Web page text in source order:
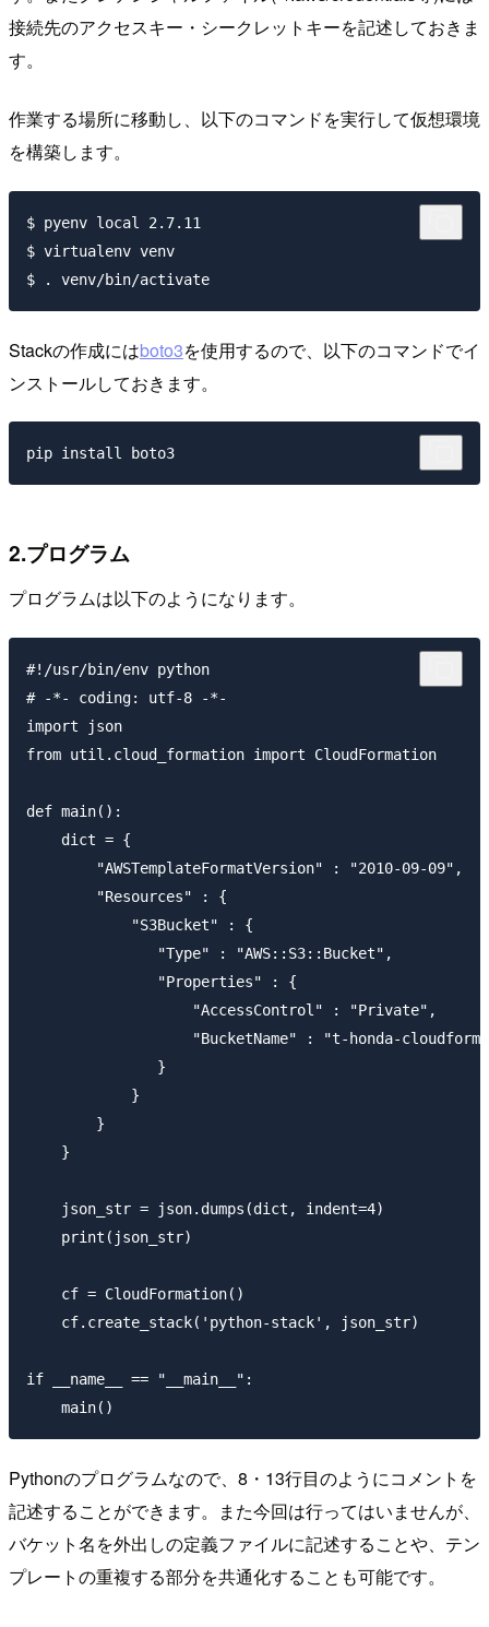
接続先のアクセスキー・シークレットキーを記述しておきま
す。
作業する場所に移動し、以下のコマンドを実行して仮想環境
を構築します。
$ pyenv local 2.7.11
$ virtualenv venv
Stackの作成にはboto3を使用するので、以下のコマンドでイ
ンストールしておきます。
2.プログラム
プログラムは以下のようになります。
#!/usr/bin/env python
# -*- coding: utf-8 -*-
import json
from util.cloud_formation import CloudFormation
def main():
    dict = {
"AWSTemplateFormatVersion" : "2010-09-09",
        "Resources" : {
            "S3Bucket" : {
               "Type" : "AWS::S3::Bucket",
               "Properties" : {
"AccessControl" : "Private",
"BucketName" : "t-honda-
               }
            }
        }
    }
    json_str = json.dumps(dict, indent=4)
    print(json_str)
    cf = CloudFormation()
    cf.create_stack('python-stack', json_str)
if __name__ == "__main__":
Pythonのプログラムなので、8・13行目のようにコメントを
記述することができます。また今回は行ってはいませんが、
バケット名を外出しの定義ファイルに記述することや、テン
プレートの重複する部分を共通化することも可能です。